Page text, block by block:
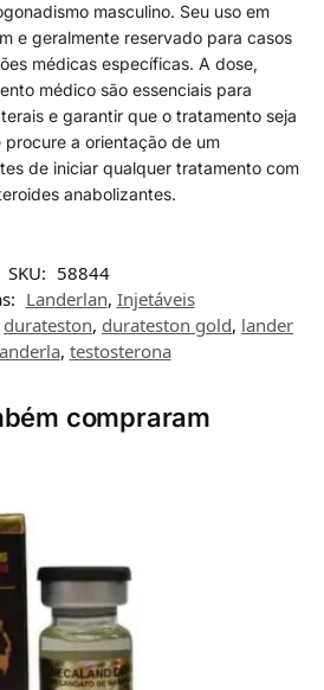
masculino. Seu uso em
e geralmente reservado para casos
médicas específicas. A dose,
médico são essenciais para
e garantir que o tratamento seja
a orientação de um
de iniciar qualquer tratamento com
anabolizantes.
SKU: 58844
Landerlan, Injetáveis
durateston, durateston gold, lander
, testosterona
compraram